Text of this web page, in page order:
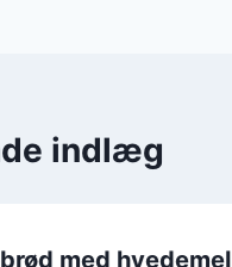
indlæg
med hvedemel